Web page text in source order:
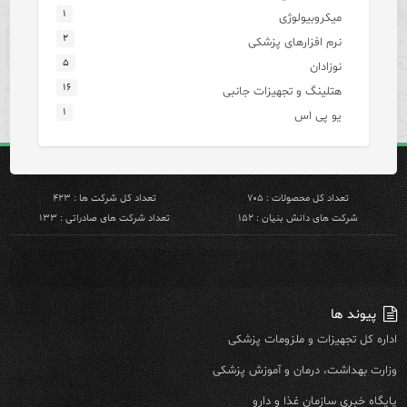
میکروبیولوژی
۱
نرم افزارهای پزشکی ۲
نوزادان ۵
هتلینگ و تجهیزات جانبی ۱۶
یو پی اس ۱
تعداد کل محصولات : ۷۰۵
تعداد کل شرکت ها : ۴۲۳
شرکت های دانش بنیان : ۱۵۲
تعداد شرکت های صادراتی : ۱۳۳
پیوند ها
اداره کل تجهیزات و ملزومات پزشکی
وزارت بهداشت، درمان و آموزش پزشکی
پایگاه خبری سازمان غذا و دارو